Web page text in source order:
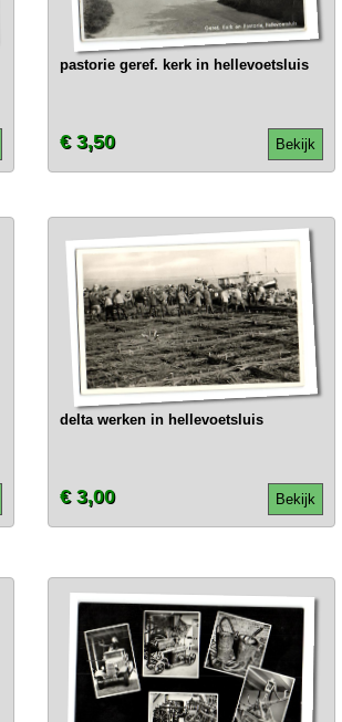
pastorie geref. kerk in hellevoetsluis
Bekijk
€ 3,50
delta werken in hellevoetsluis
Bekijk
€ 3,00